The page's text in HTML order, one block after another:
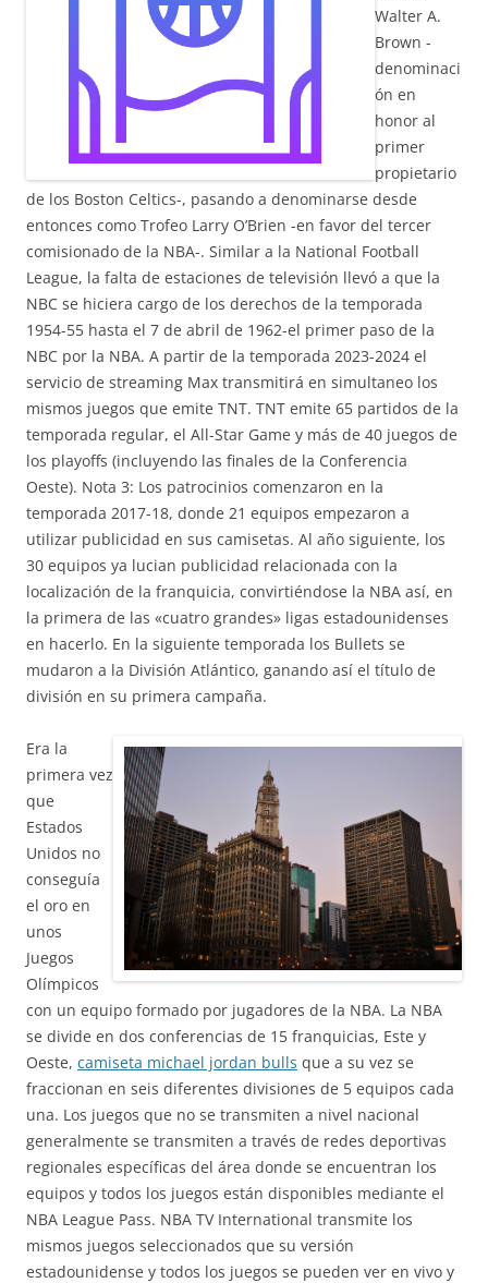
Walter A.
Brown -
denominaci
ón en
honor al
primer
propietario
de los Boston Celtics-, pasando a denominarse desde
entonces como Trofeo Larry O’Brien -en favor del tercer
comisionado de la NBA-. Similar a la National Football
League, la falta de estaciones de televisión llevó a que la
NBC se hiciera cargo de los derechos de la temporada
1954-55 hasta el 7 de abril de 1962-el primer paso de la
NBC por la NBA. A partir de la temporada 2023-2024 el
servicio de streaming Max transmitirá en simultaneo los
mismos juegos que emite TNT. TNT emite 65 partidos de la
temporada regular, el All-Star Game y más de 40 juegos de
los playoffs (incluyendo las finales de la Conferencia
Oeste). Nota 3: Los patrocinios comenzaron en la
temporada 2017-18, donde 21 equipos empezaron a
utilizar publicidad en sus camisetas. Al año siguiente, los
30 equipos ya lucian publicidad relacionada con la
localización de la franquicia, convirtiéndose la NBA así, en
la primera de las «cuatro grandes» ligas estadounidenses
en hacerlo. En la siguiente temporada los Bullets se
mudaron a la División Atlántico, ganando así el título de
división en su primera campaña.
Era la
primera vez
que
Estados
Unidos no
conseguía
el oro en
unos
Juegos
Olímpicos
con un equipo formado por jugadores de la NBA. La NBA
se divide en dos conferencias de 15 franquicias, Este y
Oeste, camiseta michael jordan bulls que a su vez se
fraccionan en seis diferentes divisiones de 5 equipos cada
una. Los juegos que no se transmiten a nivel nacional
generalmente se transmiten a través de redes deportivas
regionales específicas del área donde se encuentran los
equipos y todos los juegos están disponibles mediante el
NBA League Pass. NBA TV International transmite los
mismos juegos seleccionados que su versión
estadounidense y todos los juegos se pueden ver en vivo y